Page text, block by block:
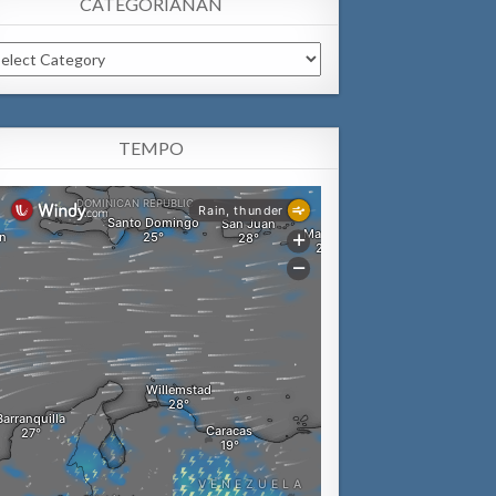
CATEGORIANAN
TEMPO